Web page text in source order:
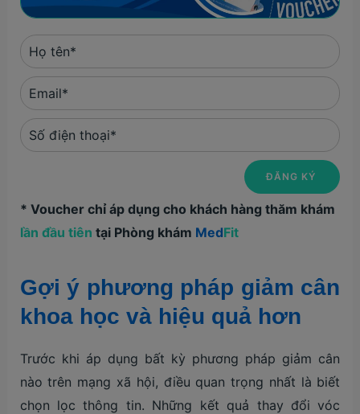
* Voucher chỉ áp dụng cho khách hàng thăm khám
lần đầu tiên tại Phòng khám MedFit
Gợi ý phương pháp giảm cân
khoa học và hiệu quả hơn
Trước khi áp dụng bất kỳ phương pháp giảm cân
nào trên mạng xã hội, điều quan trọng nhất là biết
chọn lọc thông tin. Những kết quả thay đổi vóc